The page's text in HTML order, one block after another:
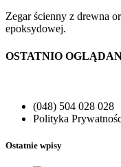
Zegar ścienny z drewna
epoksydowej.
OSTATNIO
(048) 504 028 028
Polityka
Ostatnie wpisy